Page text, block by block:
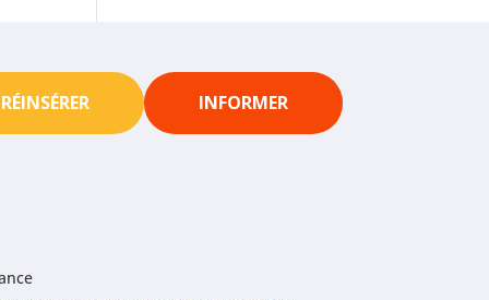
RÉINSÉRER INFORMER